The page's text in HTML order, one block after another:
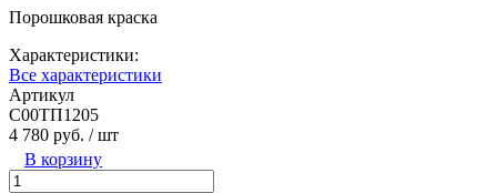
Порошковая краска
Характеристики:
Все характеристики
Артикул
С00ТП1205
4 780 руб. / шт
В корзину